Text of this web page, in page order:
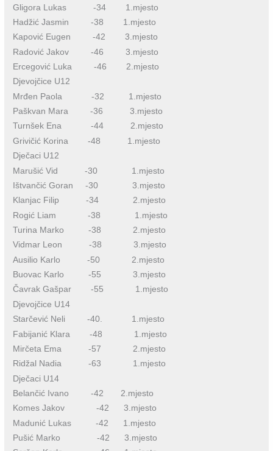
Gligora Lukas -34 1.mjesto
Hadžić Jasmin -38 1.mjesto
Kapović Eugen -42 3.mjesto
Radović Jakov -46 3.mjesto
Ercegović Luka -46 2.mjesto
Djevojčice U12
Mrđen Paola -32 1.mjesto
Paškvan Mara -36 3.mjesto
Turnšek Ena -44 2.mjesto
Grivičić Korina -48 1.mjesto
Dječaci U12
Marušić Vid -30 1.mjesto
Ištvančić Goran -30 3.mjesto
Klanjac Filip -34 2.mjesto
Rogić Liam -38 1.mjesto
Turina Marko -38 2.mjesto
Vidmar Leon -38 3.mjesto
Ausilio Karlo -50 2.mjesto
Buovac Karlo -55 3.mjesto
Čavrak Gašpar -55 1.mjesto
Djevojčice U14
Starčević Neli -40. 1.mjesto
Fabijanić Klara -48 1.mjesto
Mirčeta Ema -57 2.mjesto
Ridžal Nadia -63 1.mjesto
Dječaci U14
Belančić Ivano -42 2.mjesto
Komes Jakov -42 3.mjesto
Madunić Lukas -42 1.mjesto
Pušić Marko -42 3.mjesto